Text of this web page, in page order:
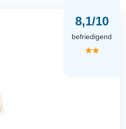
8,1/10
befriedigend
★★